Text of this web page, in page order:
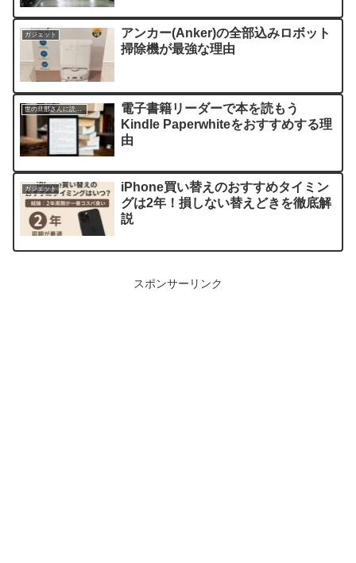
ガジェット
アンカー(Anker)の全部込みロボット
掃除機が最強な理由
世の旦那さんに読んでほしい記事
電子書籍リーダーで本を読もう
Kindle Paperwhiteをおすすめする理
由
ガジェット
iPhone買い替えのおすすめタイミン
グは2年！損しない替えどきを徹底解
説
スポンサーリンク